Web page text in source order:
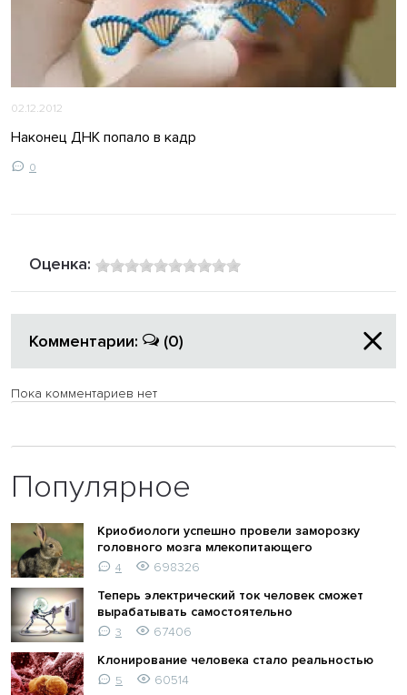
02.12.2012
Наконец ДНК попало в кадр
0
Оценка:
Комментарии: (0)
Пока комментариев нет
Популярное
Криобиологи успешно провели заморозку
головного мозга млекопитающего
4
698326
Теперь электрический ток человек сможет
вырабатывать самостоятельно
3
67406
Клонирование человека стало реальностью
5 60514